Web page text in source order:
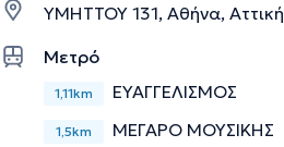
ΥΜΗΤΤΟΥ 131, Αθήνα, Αττική
Μετρό
1,11km ΕΥΑΓΓΕΛΙΣΜΟΣ
1,5km ΜΕΓΑΡΟ ΜΟΥΣΙΚΗΣ